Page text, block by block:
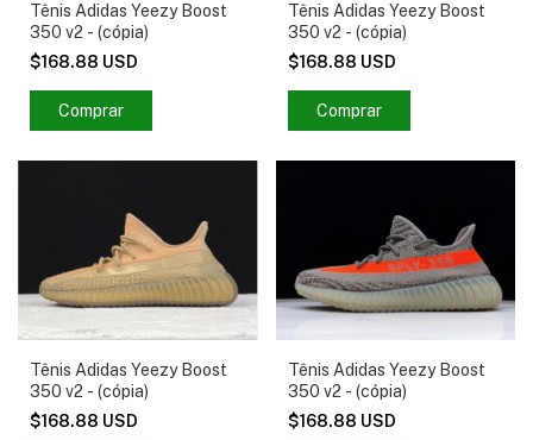
Tênis Adidas Yeezy Boost
350 v2 - (cópia)
$168.88 USD
Comprar
Tênis Adidas Yeezy Boost
350 v2 - (cópia)
$168.88 USD
Comprar
Tênis Adidas Yeezy Boost
350 v2 - (cópia)
$168.88 USD
Tênis Adidas Yeezy Boost
350 v2 - (cópia)
$168.88 USD